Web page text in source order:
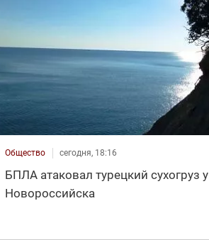
Общество сегодня, 18:16
БПЛА атаковал турецкий сухогруз у
Новороссийска